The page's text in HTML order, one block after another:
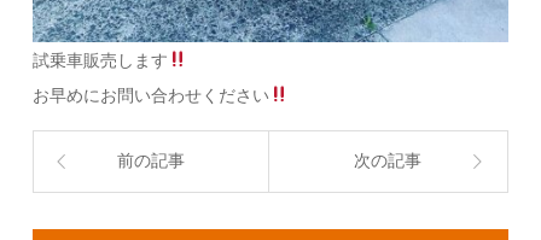
試乗車販売します
お早めにお問い合わせください
前の記事 次の記事